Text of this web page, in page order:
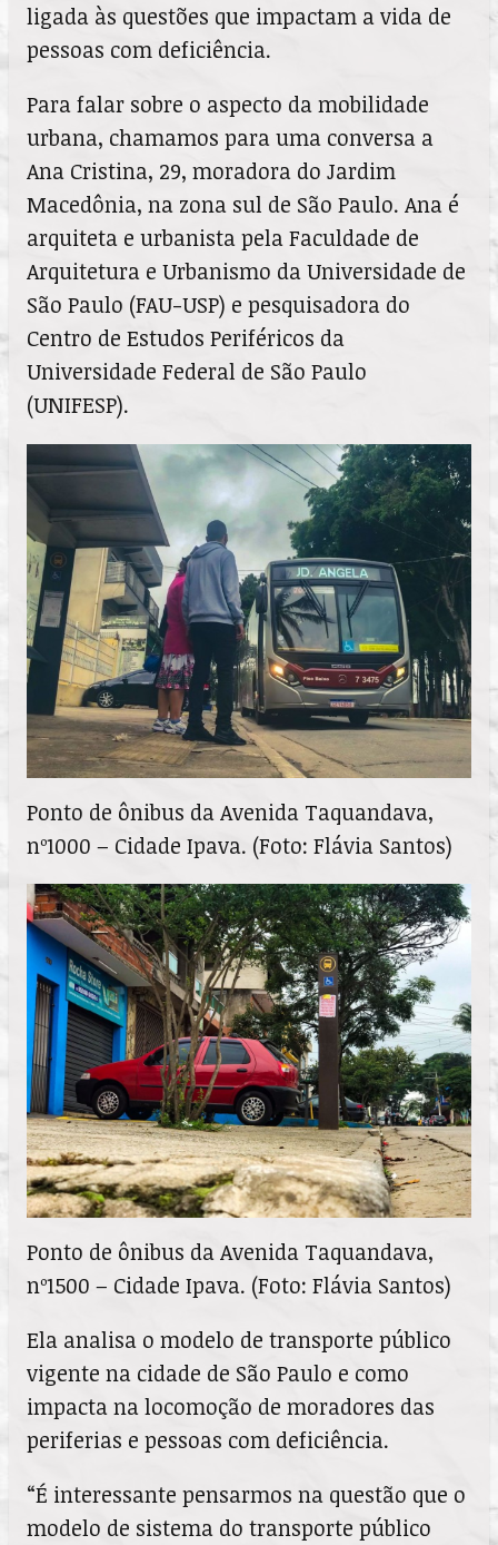
ligada às questões que impactam a vida de
pessoas com deficiência.
Para falar sobre o aspecto da mobilidade
urbana, chamamos para uma conversa a
Ana Cristina, 29, moradora do Jardim
Macedônia, na zona sul de São Paulo. Ana é
arquiteta e urbanista pela Faculdade de
Arquitetura e Urbanismo da Universidade de
São Paulo (FAU-USP) e pesquisadora do
Centro de Estudos Periféricos da
Universidade Federal de São Paulo
(UNIFESP).
Ponto de ônibus da Avenida Taquandava,
nº1000 – Cidade Ipava. (Foto: Flávia Santos)
Ponto de ônibus da Avenida Taquandava,
nº1500 – Cidade Ipava. (Foto: Flávia Santos)
Ela analisa o modelo de transporte público
vigente na cidade de São Paulo e como
impacta na locomoção de moradores das
periferias e pessoas com deficiência.
“É interessante pensarmos na questão que o
modelo de sistema do transporte público